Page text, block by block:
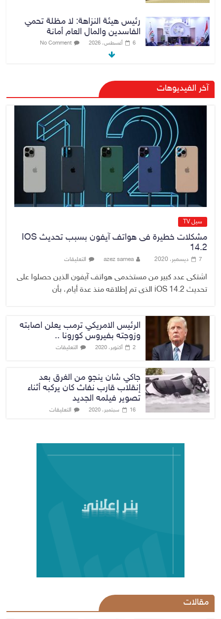
رئيس هيئة النزاهة: لا مظلة تحمي
الفاسدين والمال العام أمانة
6 أغسطس، 2026 No Comment
الدخيل والشمري يبحثان الملفات
الأمنية في نينوى وجهود دعم
الاستقرار
6 أغسطس، 2026 No Comment
الراتب كل 40 يوماً.. مستشار الزيدي
المالي يتحدث عن فرضية “كسب
الزمن” لجمع الإيرادات
6 أغسطس، 2026 No Comment
آخر الفيديوهات
سيل TV
مشكلات خطيرة فى هواتف آيفون بسبب تحديث IOS
14.2
7 ديسمبر، 2020 azez samea التعليقات
اشتكى عدد كبير من مستخدمى هواتف آيفون الذين حصلوا على
تحديث iOS 14.2 الذى تم إطلاقه منذ عدة أيام، بأن
الرئيس الامريكي ترمب يعلن اصابته
وزوجته بفيروس كورونا ..
2 أكتوبر، 2020 التعليقات
جاكي شان ينجو من الغرق بعد
إنقلاب قارب نفاث كان يركبه أثناء
تصوير فيلمه الجديد
16 سبتمبر، 2020 التعليقات
مقالات